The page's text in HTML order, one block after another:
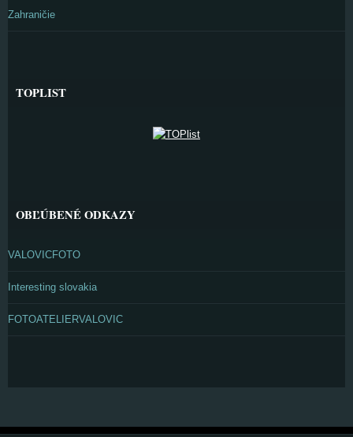
Zahraničie
TOPLIST
OBĽÚBENÉ ODKAZY
VALOVICFOTO
Interesting slovakia
FOTOATELIERVALOVIC